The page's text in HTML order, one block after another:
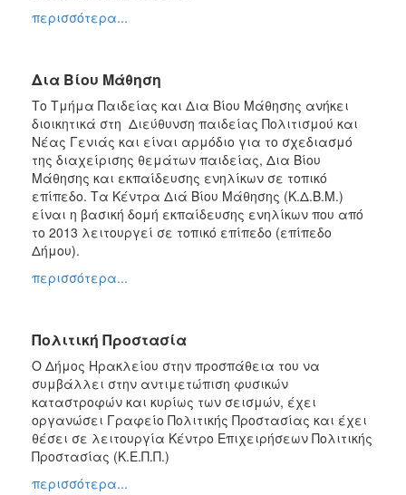
περισσότερα...
Δια Βίου Μάθηση
Το Τμήμα Παιδείας και Δια Βίου Μάθησης ανήκει
διοικητικά στη Διεύθυνση παιδείας Πολιτισμού και
Νέας Γενιάς και είναι αρμόδιο για το σχεδιασμό
της διαχείρισης θεμάτων παιδείας, Δια Βίου
Μάθησης και εκπαίδευσης ενηλίκων σε τοπικό
επίπεδο. Τα Κέντρα Διά Βίου Μάθησης (Κ.Δ.Β.Μ.)
είναι η βασική δομή εκπαίδευσης ενηλίκων που από
το 2013 λειτουργεί σε τοπικό επίπεδο (επίπεδο
Δήμου).
περισσότερα...
Πολιτική Προστασία
Ο Δήμος Ηρακλείου στην προσπάθεια του να
συμβάλλει στην αντιμετώπιση φυσικών
καταστροφών και κυρίως των σεισμών, έχει
οργανώσει Γραφείο Πολιτικής Προστασίας και έχει
θέσει σε λειτουργία Κέντρο Επιχειρήσεων Πολιτικής
Προστασίας (Κ.Ε.Π.Π.)
περισσότερα...